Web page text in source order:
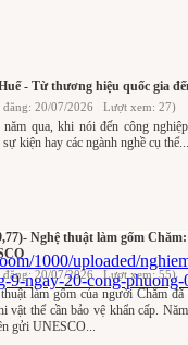
- Từ thương hiệu quốc gia
đăng: 20/07/2026 Lượt xem: 27)
năm qua, khi nói đến công
sự kiện hay các ngành nghề cụ thể...
Nghệ thuật làm gốm
đăng: 20/07/2026 Lượt xem: 55)
làm gốm của người Chăm
vật thể cần bảo vệ khẩn cấp.
gửi UNESCO...